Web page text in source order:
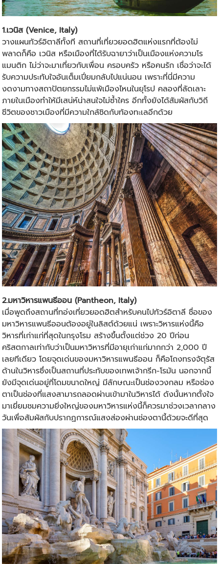
1.เวนิส (Venice, Italy)
วางแผนทัวร์อิตาลีทั้งที สถานที่เที่ยวยอดฮิตแห่งแรกที่ต้องไม่
พลาดก็คือ เวนิส หรือเมืองที่ได้รับฉายาว่าเป็นเมืองแห่งความโร
แมนติก ไม่ว่าจะมาเที่ยวกับเพื่อน ครอบครัว หรือคนรัก เชื่อว่าจะได้
รับความประทับใจอันเต็มเปี่ยมกลับไปแน่นอน เพราะที่นี่มีความ
งดงามทางสถาปัตยกรรมไม่แพ้เมืองไหนในยุโรป คลองที่ลัดเลาะ
ภายในเมืองทำให้มีเสน่ห์น่าสนใจไม่ซ้ำใคร อีกทั้งยังได้สัมผัสกับวิถี
ชีวิตของชาวเมืองที่มีความใกล้ชิดกับท้องทะเลอีกด้วย
2.มหาวิหารแพนธีออน (Pantheon, Italy)
เมื่อพูดถึงสถานที่ทอ่งเที่ยวยอดฮิตสำหรับคนไปทัวร์อิตาลี ชื่อของ
มหาวิหารแพนธีออนต้องอยู่ในลิสต์ด้วยแน่ เพราะวิหารแห่งนี้คือ
วิหารที่เก่าแก่ที่สุดในกรุงโรม สร้างขึ้นตั้งแต่ช่วง 20 ปีก่อน
คริสตกาลเท่ากับว่าเป็นมหาวิหารที่มีอายุเก่าแก่มากกว่า 2,000 ปี
เลยทีเดียว โดยจุดเด่นของมหาวิหารแพนธีออน ก็คือโถงทรงจัตุรัส
ด้านในวิหารซึ่งเป็นสถานที่ประทับของเทพเจ้ากรีก-โรมัน นอกจากนี้
ยังมีจุดเด่นอยู่ที่โดมขนาดใหญ่ มีลักษณะเป็นช่องวงกลม หรือช่อง
ตาเป็นช่องที่แสงสามารถลอดผ่านเข้ามาในวิหารได้ ดังนั้นหากตั้งใจ
มาเยี่ยมชมความยิ่งใหญ่ของมหาวิหารแห่งนี้ก็ควรมาช่วงเวลากลาง
วันเพื่อสัมผัสกับปรากฏการณ์แสงส่องผ่านช่องตานี้ด้วยจะดีที่สุด